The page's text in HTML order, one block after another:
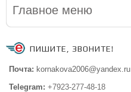
Главное меню
ПИШИТЕ, ЗВОНИТЕ!
Почта: kornakova2006@yandex.ru
Telegram: +7923-277-48-18